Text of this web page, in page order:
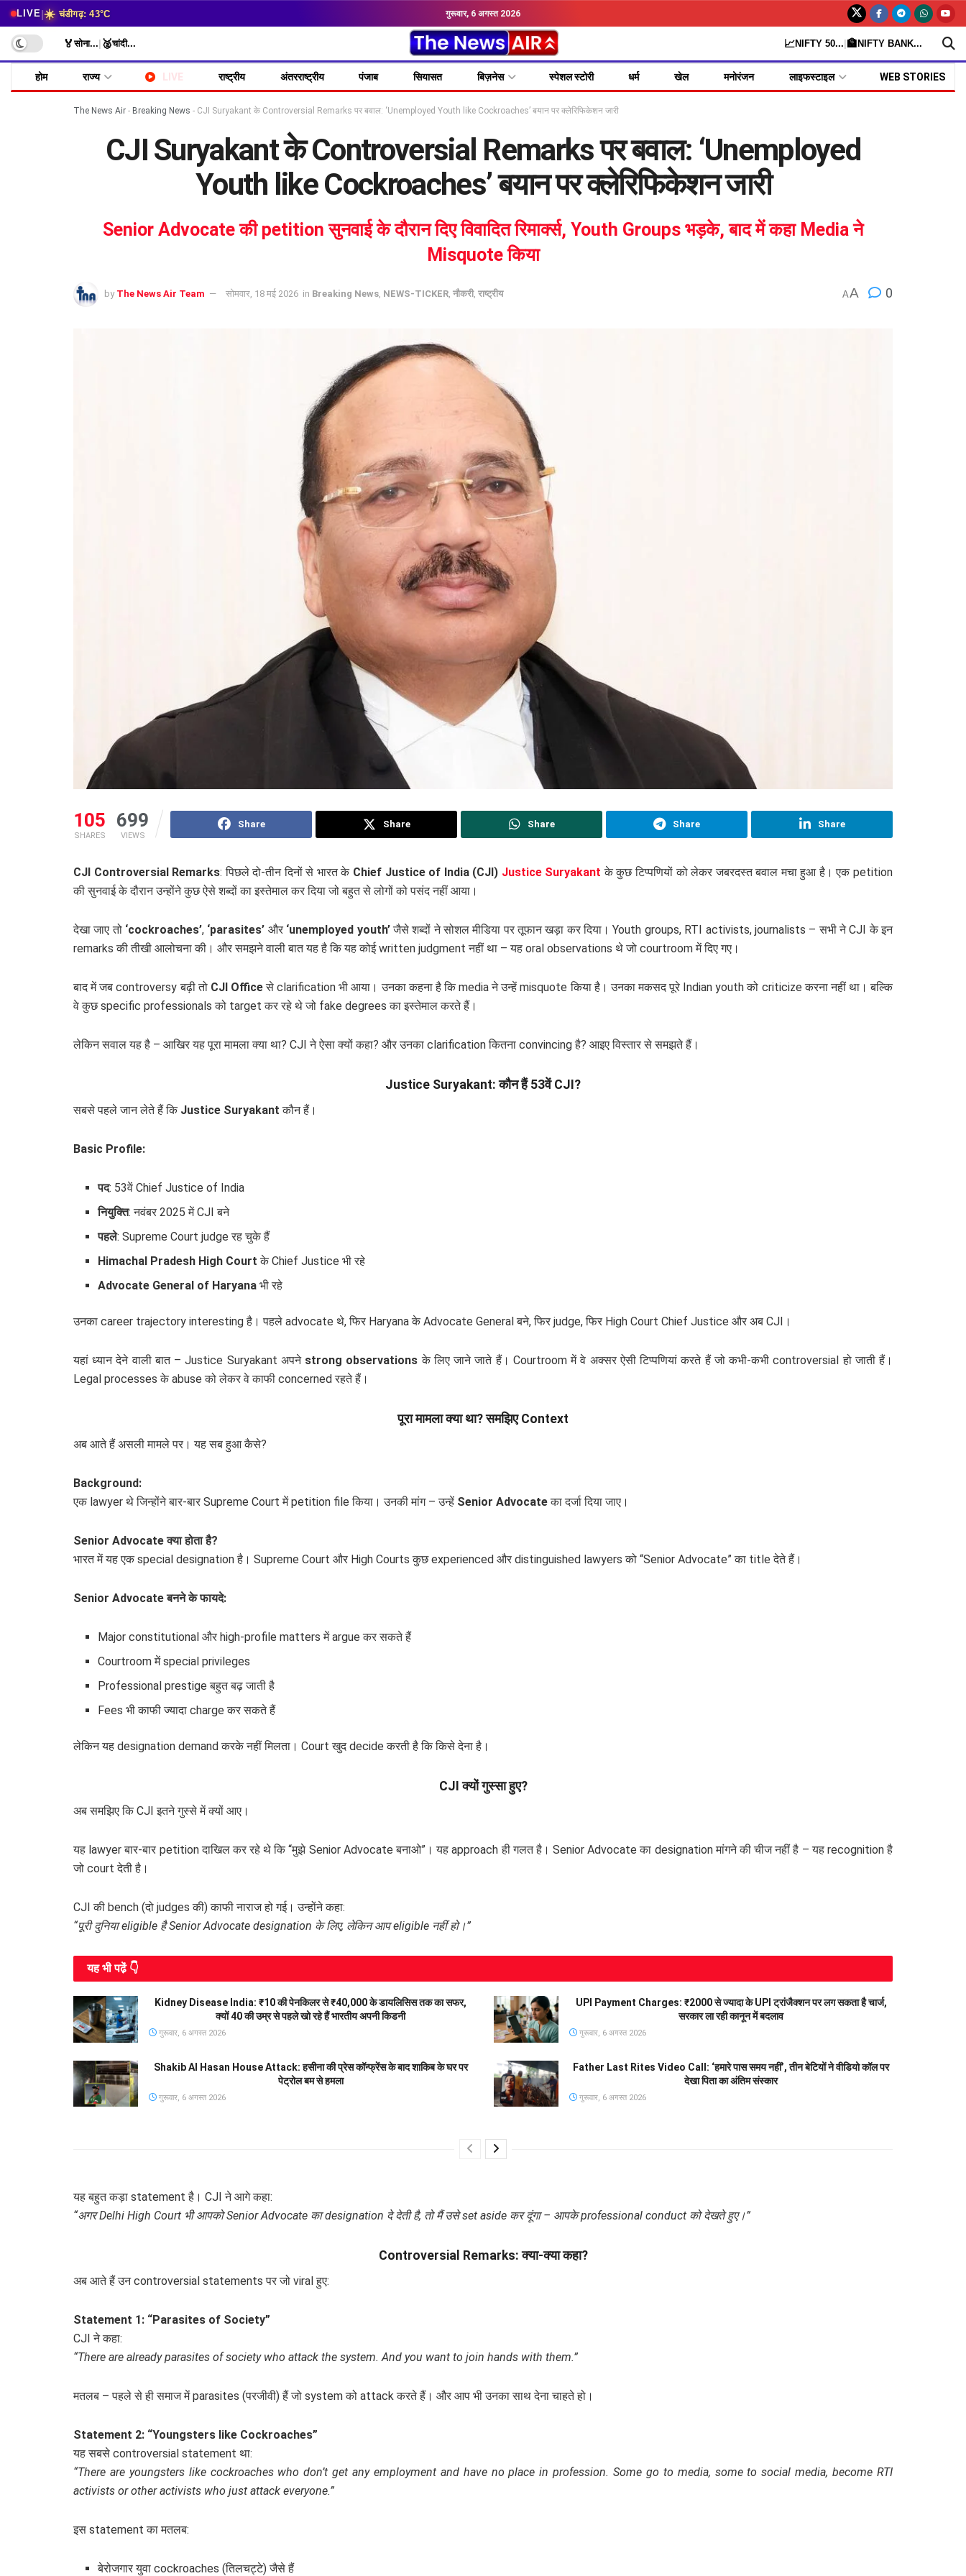
LIVE|☀️ चंडीगढ़: 43°C गुरूवार, 6 अगस्त 2026
🏅सोना... 🥈चांदी... 📈NIFTY 50... 🏦NIFTY BANK...
होम राज्य LIVE राष्ट्रीय अंतरराष्ट्रीय पंजाब सियासत बिज़नेस स्पेशल स्टोरी धर्म खेल मनोरंजन लाइफस्टाइल WEB STORIES
The News Air - Breaking News - CJI Suryakant के Controversial Remarks पर बवाल: ‘Unemployed Youth like Cockroaches’ बयान पर क्लेरिफिकेशन जारी
CJI Suryakant के Controversial Remarks पर बवाल: ‘Unemployed
Youth like Cockroaches’ बयान पर क्लेरिफिकेशन जारी
Senior Advocate की petition सुनवाई के दौरान दिए विवादित रिमार्क्स, Youth Groups भड़के, बाद में कहा Media ने
Misquote किया
by The News Air Team सोमवार, 18 मई 2026 in Breaking News NEWS-TICKER नौकरी, राष्ट्रीय AA 0
105
SHARES
699
VIEWS
Share Share Share Share Share
CJI Controversial Remarks: पिछले दो-तीन दिनों से भारत के Chief Justice of India (CJI) Justice Suryakant के कुछ टिप्पणियों को लेकर जबरदस्त बवाल मचा हुआ है। एक petition
की सुनवाई के दौरान उन्होंने कुछ ऐसे शब्दों का इस्तेमाल कर दिया जो बहुत से लोगों को पसंद नहीं आया।
देखा जाए तो ‘cockroaches’, ‘parasites’ और ‘unemployed youth’जैसे शब्दों ने सोशल मीडिया पर तूफान खड़ा कर दिया। Youth groups, RTI activists, journalists – सभी ने CJI के इन
remarks की तीखी आलोचना की। और समझने वाली बात यह है कि यह कोई written judgment नहीं था – यह oral observations थे जो courtroom में दिए गए।
बाद में जब controversy बढ़ी तो CJI Officeसे clarification भी आया। उनका कहना है कि media ने उन्हें misquote किया है। उनका मकसद पूरे Indian youth को criticize करना नहीं था। बल्कि
वे कुछ specific professionals को target कर रहे थे जो fake degrees का इस्तेमाल करते हैं।
लेकिन सवाल यह है – आखिर यह पूरा मामला क्या था? CJI ने ऐसा क्यों कहा? और उनका clarification कितना convincing है? आइए विस्तार से समझते हैं।
Justice Suryakant: कौन हैं 53वें CJI?
सबसे पहले जान लेते हैं कि Justice Suryakant कौन हैं।
Basic Profile:
पद: 53वें Chief Justice of India
नियुक्ति: नवंबर 2025 में CJI बने
पहले: Supreme Court judge रह चुके हैं
Himachal Pradesh High Court के Chief Justice भी रहे
Advocate General of Haryana भी रहे
उनका career trajectory interesting है। पहले advocate थे, फिर Haryana के Advocate General बने, फिर judge, फिर High Court Chief Justice और अब CJI।
यहां ध्यान देने वाली बात – Justice Suryakant अपने strong observations के लिए जाने जाते हैं। Courtroom में वे अक्सर ऐसी टिप्पणियां करते हैं जो कभी-कभी controversial हो जाती हैं।
Legal processes के abuse को लेकर वे काफी concerned रहते हैं।
पूरा मामला क्या था? समझिए Context
अब आते हैं असली मामले पर। यह सब हुआ कैसे?
Background:
एक lawyer थे जिन्होंने बार-बार Supreme Court में petition file किया। उनकी मांग – उन्हें Senior Advocateका दर्जा दिया जाए।
Senior Advocate क्या होता है?
भारत में यह एक special designation है। Supreme Court और High Courts कुछ experienced और distinguished lawyers को “Senior Advocate” का title देते हैं।
Senior Advocate बनने के फायदे:
Major constitutional और high-profile matters में argue कर सकते हैं
Courtroom में special privileges
Professional prestige बहुत बढ़ जाती है
Fees भी काफी ज्यादा charge कर सकते हैं
लेकिन यह designation demand करके नहीं मिलता। Court खुद decide करती है कि किसे देना है।
CJI क्यों गुस्सा हुए?
अब समझिए कि CJI इतने गुस्से में क्यों आए।
यह lawyer बार-बार petition दाखिल कर रहे थे कि “मुझे Senior Advocate बनाओ”। यह approach ही गलत है। Senior Advocate का designation मांगने की चीज नहीं है – यह recognition है
जो court देती है।
CJI की bench (दो judges की) काफी नाराज हो गई। उन्होंने कहा:
“पूरी दुनिया eligible है Senior Advocate designation के लिए, लेकिन आप eligible नहीं हो।”
यह भी पढे़ं 👇
Kidney Disease India: ₹10 की पेनकिलर से ₹40,000 के डायलिसिस तक का सफर,
क्यों 40 की उम्र से पहले खो रहे हैं भारतीय अपनी किडनी
गुरूवार, 6 अगस्त 2026
UPI Payment Charges: ₹2000 से ज्यादा के UPI ट्रांजैक्शन पर लग सकता है चार्ज,
सरकार ला रही कानून में बदलाव
गुरूवार, 6 अगस्त 2026
Shakib Al Hasan House Attack: हसीना की प्रेस कॉन्फ्रेंस के बाद शाकिब के घर पर
पेट्रोल बम से हमला
गुरूवार, 6 अगस्त 2026
Father Last Rites Video Call: ‘हमारे पास समय नहीं’, तीन बेटियों ने वीडियो कॉल पर
देखा पिता का अंतिम संस्कार
गुरूवार, 6 अगस्त 2026
यह बहुत कड़ा statement है। CJI ने आगे कहा:
“अगर Delhi High Court भी आपको Senior Advocate का designation दे देती है, तो मैं उसे set aside कर दूंगा – आपके professional conduct को देखते हुए।”
Controversial Remarks: क्या-क्या कहा?
अब आते हैं उन controversial statements पर जो viral हुए:
Statement 1: “Parasites of Society”
CJI ने कहा:
“There are already parasites of society who attack the system. And you want to join hands with them.”
मतलब – पहले से ही समाज में parasites (परजीवी) हैं जो system को attack करते हैं। और आप भी उनका साथ देना चाहते हो।
Statement 2: “Youngsters like Cockroaches”
यह सबसे controversial statement था:
“There are youngsters like cockroaches who don’t get any employment and have no place in profession. Some go to media, some to social media, become RTI
activists or other activists who just attack everyone.”
इस statement का मतलब:
बेरोजगार युवा cockroaches (तिलचट्टे) जैसे हैं